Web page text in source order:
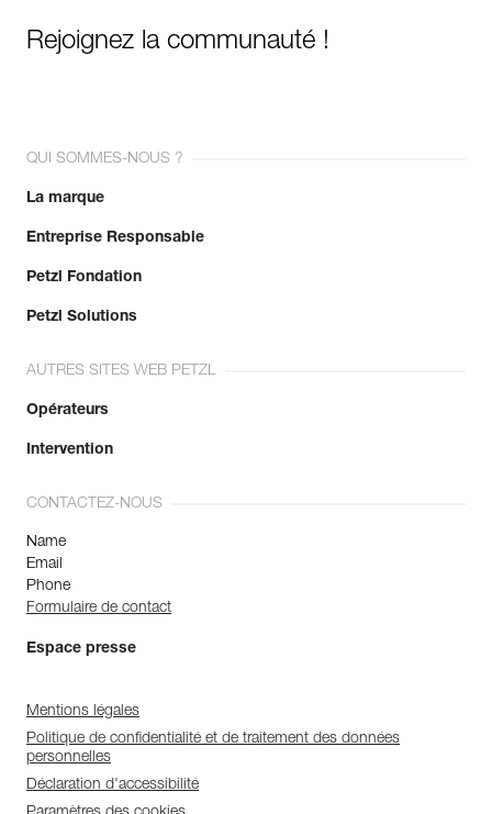
Rejoignez la communauté !
QUI SOMMES-NOUS ?
La marque
Entreprise Responsable
Petzl Fondation
Petzl Solutions
AUTRES SITES WEB PETZL
Opérateurs
Intervention
CONTACTEZ-NOUS
Name
Email
Phone
Formulaire de contact
Espace presse
Mentions légales
Politique de confidentialité et de traitement des données
personnelles
Déclaration d'accessibilité